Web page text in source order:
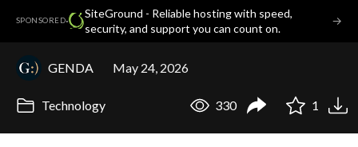
SPONSORED·
SiteGround - Reliable hosting with speed,
security, and support you can count on.
→
GENDA May 24, 2026
Technology 330 1